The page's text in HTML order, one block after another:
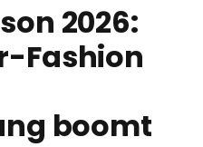
2026:
Fashion
boomt